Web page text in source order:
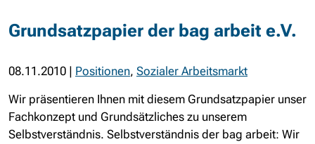
Grundsatzpapier der bag arbeit e.V.
08.11.2010 | Positionen, Sozialer Arbeitsmarkt
Wir präsentieren Ihnen mit diesem Grundsatzpapier unser
Fachkonzept und Grundsätzliches zu unserem
Selbstverständnis. Selbstverständnis der bag arbeit: Wir